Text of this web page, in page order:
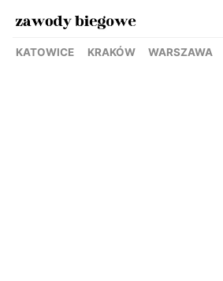
KATOWICE KRAKÓW WARSZAWA